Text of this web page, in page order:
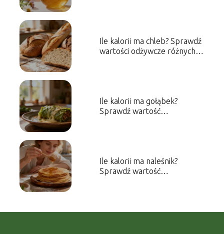
Ile kalorii ma chleb? Sprawdź
wartości odżywcze różnych
Ile kalorii ma gołąbek?
Sprawdź wartość
Ile kalorii ma naleśnik?
Sprawdź wartość